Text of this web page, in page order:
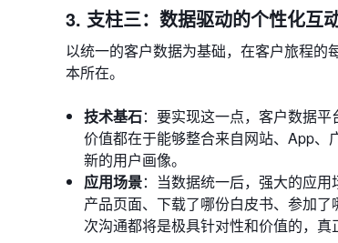
3. 支柱三：数据驱动的个性化
以统一的客户数据为基础，在客户旅程
本所在。
技术基石：要实现这一点，客户数据
价值都在于能够整合来自网站、App、
新的用户画像。
应用场景：当数据统一后，强大的应
产品页面、下载了哪份白皮书、参加
次沟通都将是极具针对性和价值的，真